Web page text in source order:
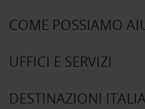
COME POSSIAMO
UFFICI E SERVIZI
DESTINAZIONI